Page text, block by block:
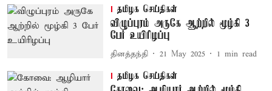
தமிழக செய்திகள்
விழுப்புரம் அருகே ஆற்றில் மூழ்கி 3
பேர் உயிரிழப்பு
தினத்தந்தி 21 May 2025 1 min read
தமிழக செய்திகள்